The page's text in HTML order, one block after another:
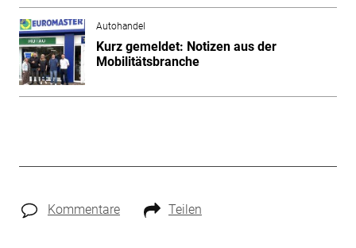
Autohandel
Kurz gemeldet: Notizen aus der
Mobilitätsbranche
Kommentare Teilen